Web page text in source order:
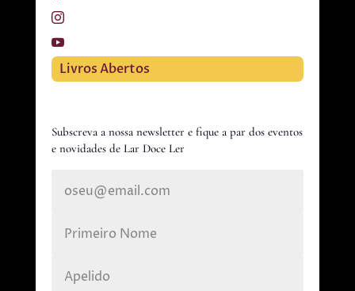
Livros Abertos
Subscreva a nossa newsletter e fique a par dos eventos
e novidades de Lar Doce Ler